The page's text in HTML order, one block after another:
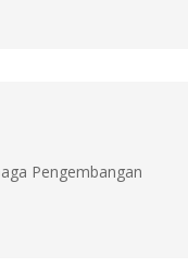
Pengembangan